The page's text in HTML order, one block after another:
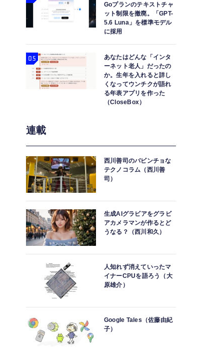
Goプランのテキストチャ
ット制限を撤廃。「GPT-
5.6 Luna」を標準モデル
に採用
あなたはどんな「インタ
ーネット老人」だったの
か。生年を入れると詳し
くなってウンチクが語れ
る年表アプリを作った
（CloseBox）
連載
西川善司のバビンチョな
テクノコラム（西川善
司）
生成AIグラビアをグラビ
アカメラマンが作るとど
うなる？（西川和久）
人知れず消えていったマ
イナーCPUを語ろう（大
原雄介）
Google Tales（佐藤由紀
子）